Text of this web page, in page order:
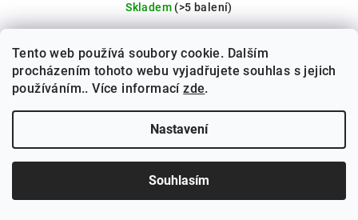
Tento web používá soubory cookie. Dalším
procházením tohoto webu vyjadřujete souhlas s jejich
používáním.. Více informacízde.
Nastavení
Souhlasím
Skladem(>5 balení)
Do košíku
Nápojový koncentrát na přípravu nízkokalorického
energetického nápoje s kofeinem,...